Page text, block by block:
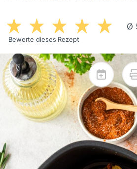
Ø
Bewerte dieses Rezept